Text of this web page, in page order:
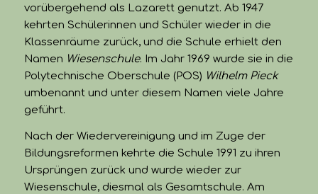
vorübergehend als Lazarett genutzt. Ab 1947
kehrten Schülerinnen und Schüler wieder in die
Klassenräume zurück, und die Schule erhielt den
Namen Wiesenschule. Im Jahr 1969 wurde sie in die
Polytechnische Oberschule (POS) Wilhelm Pieck
umbenannt und unter diesem Namen viele Jahre
geführt.
Nach der Wiedervereinigung und im Zuge der
Bildungsreformen kehrte die Schule 1991 zu ihren
Ursprüngen zurück und wurde wieder zur
Wiesenschule, diesmal als Gesamtschule. Am